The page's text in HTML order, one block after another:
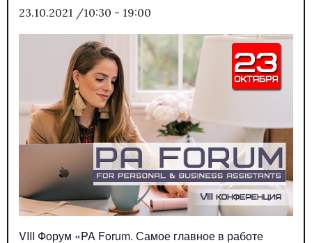
23.10.2021 /10:30 - 19:00
VIII Форум «PA Forum. Самое главное в работе